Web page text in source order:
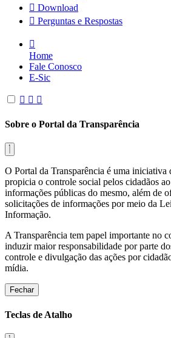
Download
Perguntas e Respostas
Home
Fale Conosco
E-Sic
Sobre o Portal da Transparência
O Portal da Transparência é uma
propicia o controle social pelos cidadãos
informações públicas do mesmo, além de
solicitações de informações por meio da
Informação.
A Transparência tem papel importante no
induzir maior responsabilidade por parte
controle e divulgação das ações por
mídia.
Fechar
Teclas de Atalho